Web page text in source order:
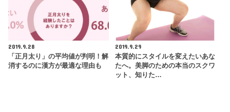
2019.9.28
「正月太り」の平均値が判明！解
消するのに漢方が最適な理由も
2019.9.29
本質的にスタイルを変えたいあな
たへ。美脚のための本当のスクワ
ット、知りた…